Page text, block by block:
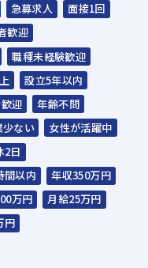
現在、在職中
い。
す。
急募求人
面接1回
歓迎
職種未経験歓迎
設立5年以内
迎
年齢不問
少ない
女性が活躍中
2日
間以内
年収350万円
万円
月給25万円
円